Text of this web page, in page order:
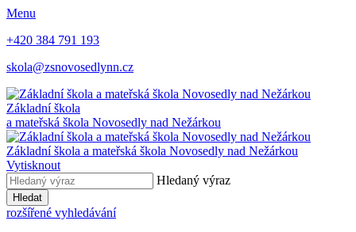
Menu
+420 384 791 193
skola@zsnovosedlynn.cz
Základní škola
a mateřská škola Novosedly nad Nežárkou
Základní škola a mateřská škola Novosedly nad Nežárkou
Vytisknout
Hledaný výraz
Hledat
rozšířené vyhledávání